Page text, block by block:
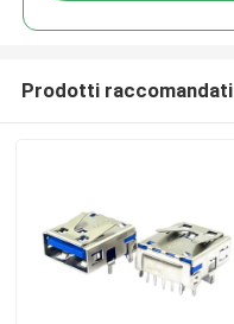
Prodotti raccomandati